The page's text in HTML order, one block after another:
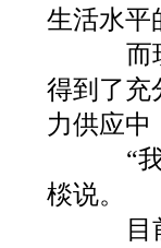
生活水平
而现
得到了充
力供应中
“我
棪说。
目前